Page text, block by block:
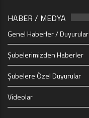
HABER / MEDYA
Genel Haberler / Duyurular
Şubelerimizden Haberler
Şubelere Özel Duyurular
Videolar